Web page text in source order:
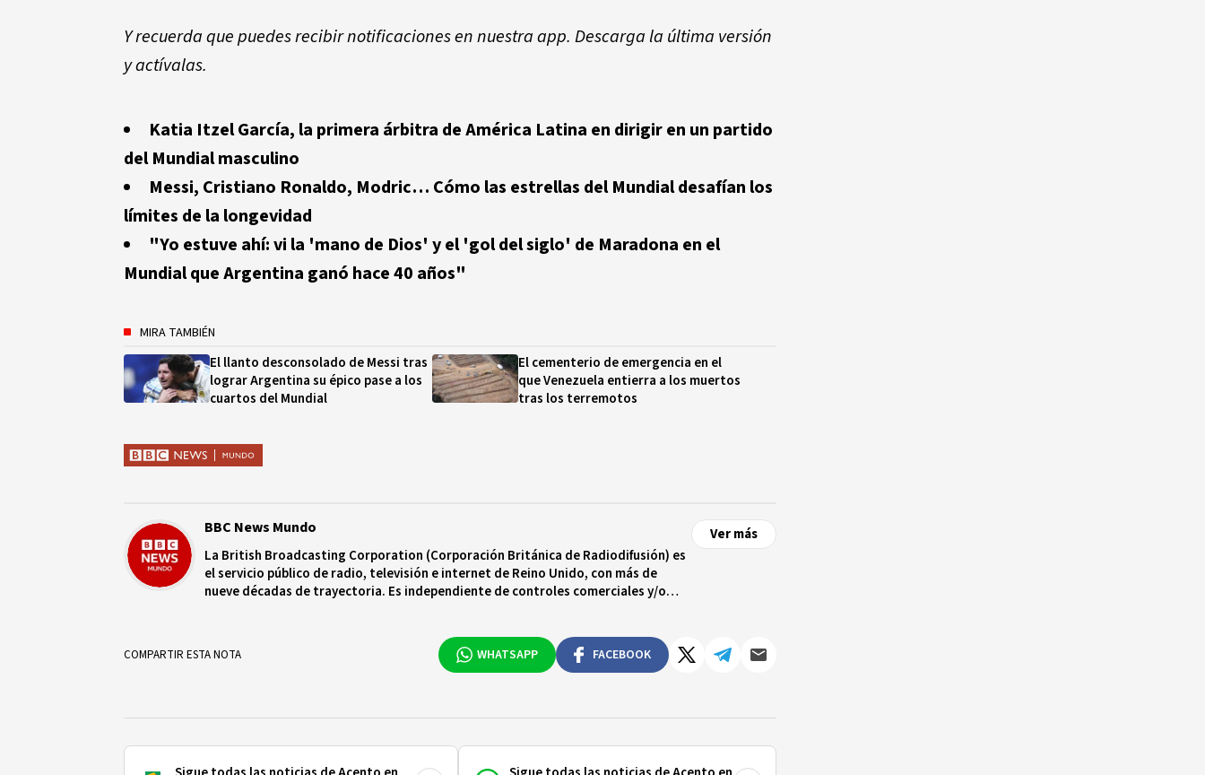
Y recuerda que puedes recibir notificaciones en nuestra app. Descarga la última versión
y actívalas.
Katia Itzel García, la primera árbitra de América Latina en dirigir en un partido
del Mundial masculino
Messi, Cristiano Ronaldo, Modric… Cómo las estrellas del Mundial desafían los
límites de la longevidad
"Yo estuve ahí: vi la 'mano de Dios' y el 'gol del siglo' de Maradona en el
Mundial que Argentina ganó hace 40 años"
MIRA TAMBIÉN
El llanto desconsolado de Messi tras
lograr Argentina su épico pase a los
cuartos del Mundial
El cementerio de emergencia en el
que Venezuela entierra a los muertos
tras los terremotos
BBC News Mundo
La British Broadcasting Corporation (Corporación Británica de Radiodifusión) es
el servicio público de radio, televisión e internet de Reino Unido, con más de
nueve décadas de trayectoria. Es independiente de controles comerciales y/o
más de 100 ciudades capitales de todo el mundo.
Ver más
COMPARTIR ESTA NOTA WHATSAPP FACEBOOK